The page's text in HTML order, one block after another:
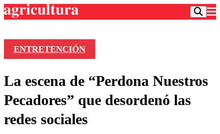
Frecuencias
Agricultura TV
Deportes
Colo Colo
Entretención
ENTRETENCIÓN
La escena de “Perdona Nuestros
Pecadores” que desordenó las
redes sociales